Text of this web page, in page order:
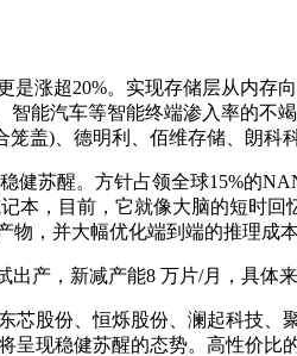
涨超20%。实现存储层从内存
能汽车等智能终端渗入率的不
盖)、德明利、佰维存储、朗科
苏醒。方针占领全球15%的
本，目前，它就像大脑的短时
物，并大幅优化端到端的推理成
，新减产能8 万片/月，具体
股份、恒烁股份、澜起科技、
现稳健苏醒的态势。高性价比